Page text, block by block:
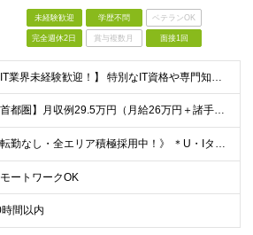
未経験歓迎 学歴不問 ベテランOK
完全週休2日 賞与複数月 面接1回
【IT業界未経験歓迎！】 特別なIT資格や専門知識は必要ありません。 ・学歴不問（文系・理系不問） ・第二新卒、既卒の方も歓迎 ・20代を中心に幅広い年代が活躍中 ・基本的なPC操作ができる方 ・タ
【首都圏】月収例29.5万円（月給26万円＋諸手当） 【東海・関西】月収例28.5万円（月給25万円＋諸手当） 【九州】月収例26万円（月給23万円＋諸手当） ※経験・スキル・前職給与を踏まえ、総合
《転勤なし・全エリア積極採用中！》 ＊U・Iターンも歓迎 ＊研修はオンライン実施 ★勤務エリアは下記よりお選びいただけます★ 【首都圏】東京・神奈川・千葉・埼玉 【東海】愛知 【関西】大阪、京都、兵庫
ートワークOK
間以内